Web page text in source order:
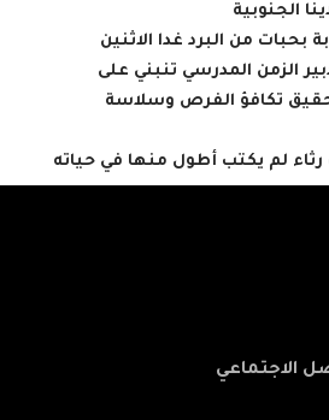
الجنوبية
بحبات من البرد غدا الاثنين
الزمن المدرسي تنبني على
تكافؤ الفرص وسلاسة
رثاء لم يكتب أطول منها في حياته
الاجتماعي